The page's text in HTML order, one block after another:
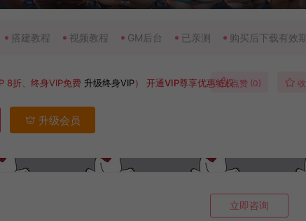
搭建教程 视频教程 GM后台 已亲测 购买后下载有效
8折、终身VIP免费 升级终身VIP）开通VIP尊享优惠特权点赞 (0)
升级会员
立即咨询